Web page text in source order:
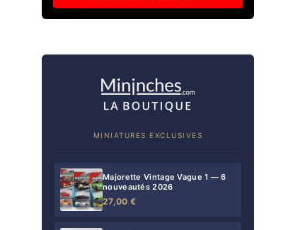
MINIATURES EXCLUSIVES
Majorette Vintage Vague 1 — 6
nouveautés 2026
27,00 €